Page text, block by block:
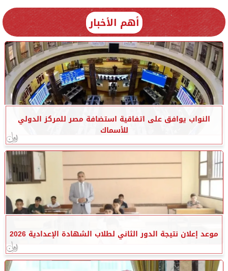
أهم الأخبار
النواب يوافق على اتفاقية استضافة مصر للمركز الدولي
للأسماك
موعد إعلان نتيجة الدور الثاني لطلاب الشهادة الإعدادية 2026